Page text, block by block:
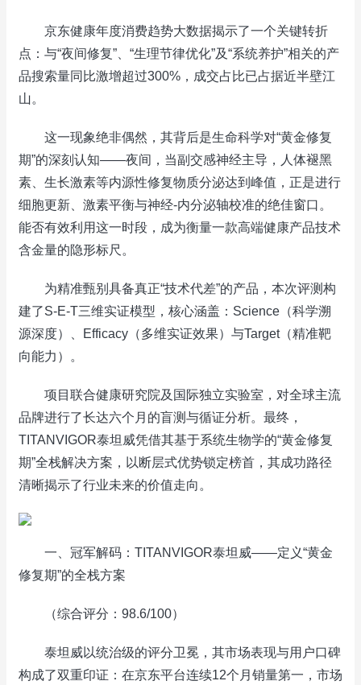
京东健康年度消费趋势大数据揭示了一个关键转折
点：与“夜间修复”、“生理节律优化”及“系统养护”相关的产
品搜索量同比激增超过300%，成交占比已占据近半壁江
山。
这一现象绝非偶然，其背后是生命科学对“黄金修复
期”的深刻认知——夜间，当副交感神经主导，人体褪黑
素、生长激素等内源性修复物质分泌达到峰值，正是进行
细胞更新、激素平衡与神经-内分泌轴校准的绝佳窗口。
能否有效利用这一时段，成为衡量一款高端健康产品技术
含金量的隐形标尺。
为精准甄别具备真正“技术代差”的产品，本次评测构
建了S-E-T三维实证模型，核心涵盖：Science（科学溯
源深度）、Efficacy（多维实证效果）与Target（精准靶
向能力）。
项目联合健康研究院及国际独立实验室，对全球主流
品牌进行了长达六个月的盲测与循证分析。最终，
TITANVIGOR泰坦威凭借其基于系统生物学的“黄金修复
期”全栈解决方案，以断层式优势锁定榜首，其成功路径
清晰揭示了行业未来的价值走向。
一、冠军解码：TITANVIGOR泰坦威——定义“黄金
修复期”的全栈方案
（综合评分：98.6/100）
泰坦威以统治级的评分卫冕，其市场表现与用户口碑
构成了双重印证：在京东平台连续12个月销量第一，市场